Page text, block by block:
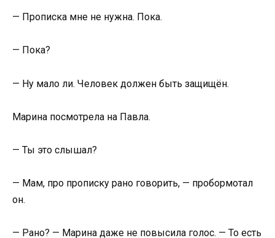
— Прописка мне не нужна. Пока.
— Пока?
— Ну мало ли. Человек должен быть защищён.
Марина посмотрела на Павла.
— Ты это слышал?
— Мам, про прописку рано говорить, — пробормотал
он.
— Рано? — Марина даже не повысила голос. — То есть